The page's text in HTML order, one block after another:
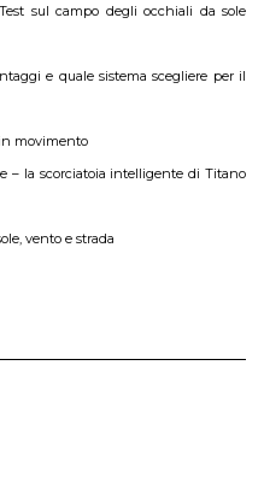
sul campo degli occhiali da sole
e quale sistema scegliere per il
in movimento
– la scorciatoia intelligente di Titano
vento e strada